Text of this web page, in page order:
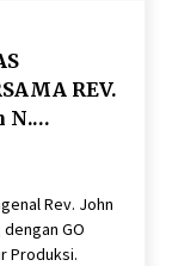
REV.
N.
Rev. John
GO
Produksi.